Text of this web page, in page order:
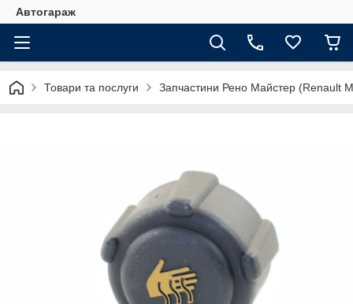
Автогараж
Товари та послуги Запчастини Рено Майстер (Renault